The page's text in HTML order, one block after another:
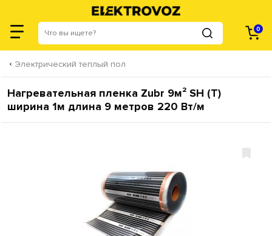
0
Электрический теплый пол
Нагревательная пленка Zubr 9м² SH (T)
ширина 1м длина 9 метров 220 Вт/м